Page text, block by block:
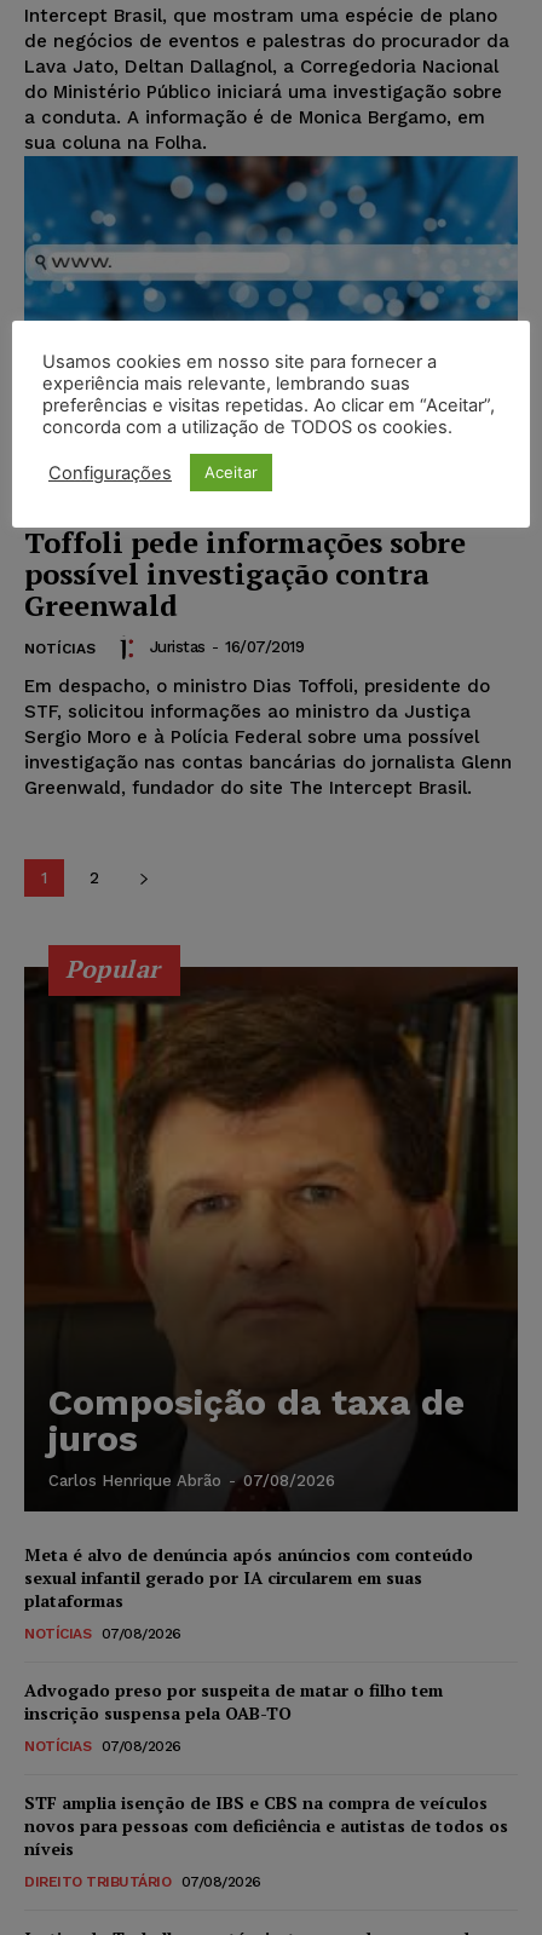
Intercept Brasil, que mostram uma espécie de plano
de negócios de eventos e palestras do procurador da
Lava Jato, Deltan Dallagnol, a Corregedoria Nacional
do Ministério Público iniciará uma investigação sobre
a conduta. A informação é de Monica Bergamo, em
sua coluna na Folha.
Toffoli pede informações sobre
possível investigação contra
Greenwald
NOTÍCIAS Juristas - 16/07/2019
Em despacho, o ministro Dias Toffoli, presidente do
STF, solicitou informações ao ministro da Justiça
Sergio Moro e à Polícia Federal sobre uma possível
investigação nas contas bancárias do jornalista Glenn
Greenwald, fundador do site The Intercept Brasil.
1 2
Popular
Composição da taxa de
juros
Carlos Henrique Abrão - 07/08/2026
Meta é alvo de denúncia após anúncios com conteúdo
sexual infantil gerado por IA circularem em suas
plataformas
NOTÍCIAS 07/08/2026
Advogado preso por suspeita de matar o filho tem
inscrição suspensa pela OAB-TO
NOTÍCIAS 07/08/2026
STF amplia isenção de IBS e CBS na compra de veículos
novos para pessoas com deficiência e autistas de todos os
níveis
DIREITO TRIBUTÁRIO 07/08/2026
Usamos cookies em nosso site para fornecer a
experiência mais relevante, lembrando suas
preferências e visitas repetidas. Ao clicar em “Aceitar”,
concorda com a utilização de TODOS os cookies.
Configurações Aceitar